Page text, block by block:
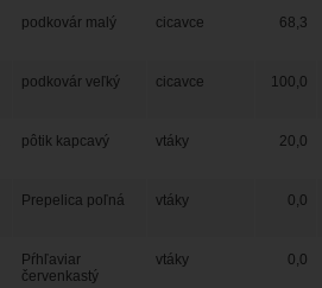
podkovár malý cicavce 68,3
podkovár veľký cicavce 100,0
pôtik kapcavý vtáky 20,0
Prepelica poľná vtáky 0,0
Pŕhľaviar
červenkastý
vtáky 0,0